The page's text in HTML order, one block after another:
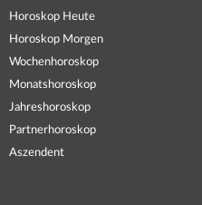
Horoskop Heute
Horoskop Morgen
Wochenhoroskop
Monatshoroskop
Jahreshoroskop
Partnerhoroskop
Aszendent